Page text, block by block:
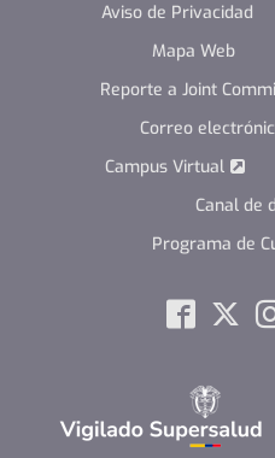
Aviso de Privacidad
Mapa Web
Reporte a Joint
Correo
Campus Virtual
Canal de
Programa de